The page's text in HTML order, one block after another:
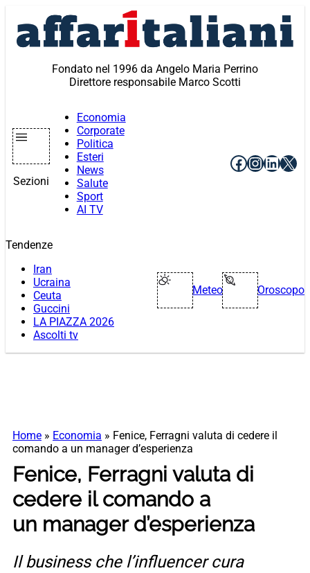
contenuto
Fondato nel 1996 da Angelo Maria Perrino
Direttore responsabile Marco Scotti
Sezioni
Economia
Corporate
Politica
Esteri
News
Salute
Sport
AI TV
Facebook
X
Tendenze
Iran
Ucraina
Ceuta
Guccini
LA PIAZZA 2026
Ascolti tv
Meteo Oroscopo
Home » Economia » Fenice, Ferragni valuta di cedere il
comando a un manager d’esperienza
Fenice, Ferragni valuta di
cedere il comando a
un manager d’esperienza
Il business che l’influencer cura